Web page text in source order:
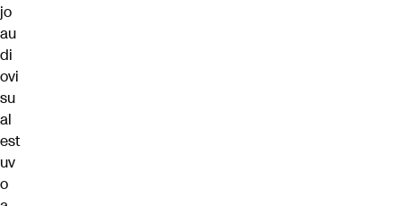
jo
au
di
ovi
su
al
est
uv
o